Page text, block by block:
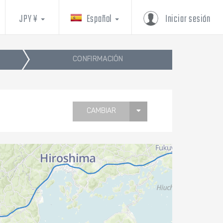
Iniciar sesión
Español
JPY ¥
CONFIRMACIÓN
CAMBIAR